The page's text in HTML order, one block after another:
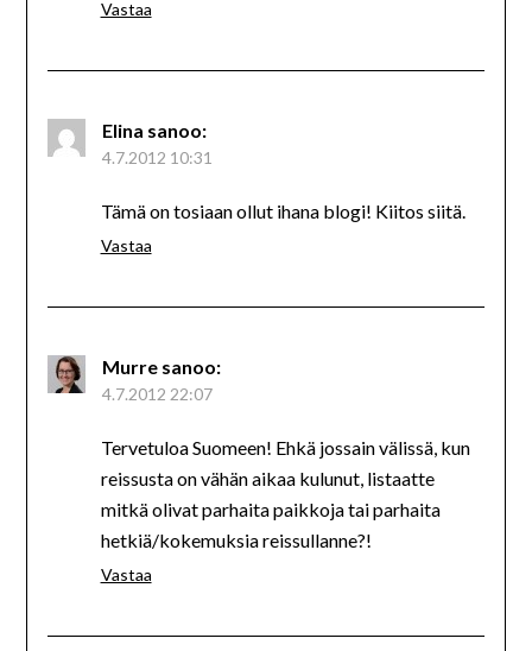
Vastaa
Elina sanoo:
4.7.2012 10:31
Tämä on tosiaan ollut ihana blogi! Kiitos siitä.
Vastaa
Murre sanoo:
4.7.2012 22:07
Tervetuloa Suomeen! Ehkä jossain välissä, kun
reissusta on vähän aikaa kulunut, listaatte
mitkä olivat parhaita paikkoja tai parhaita
hetkiä/kokemuksia reissullanne?!
Vastaa